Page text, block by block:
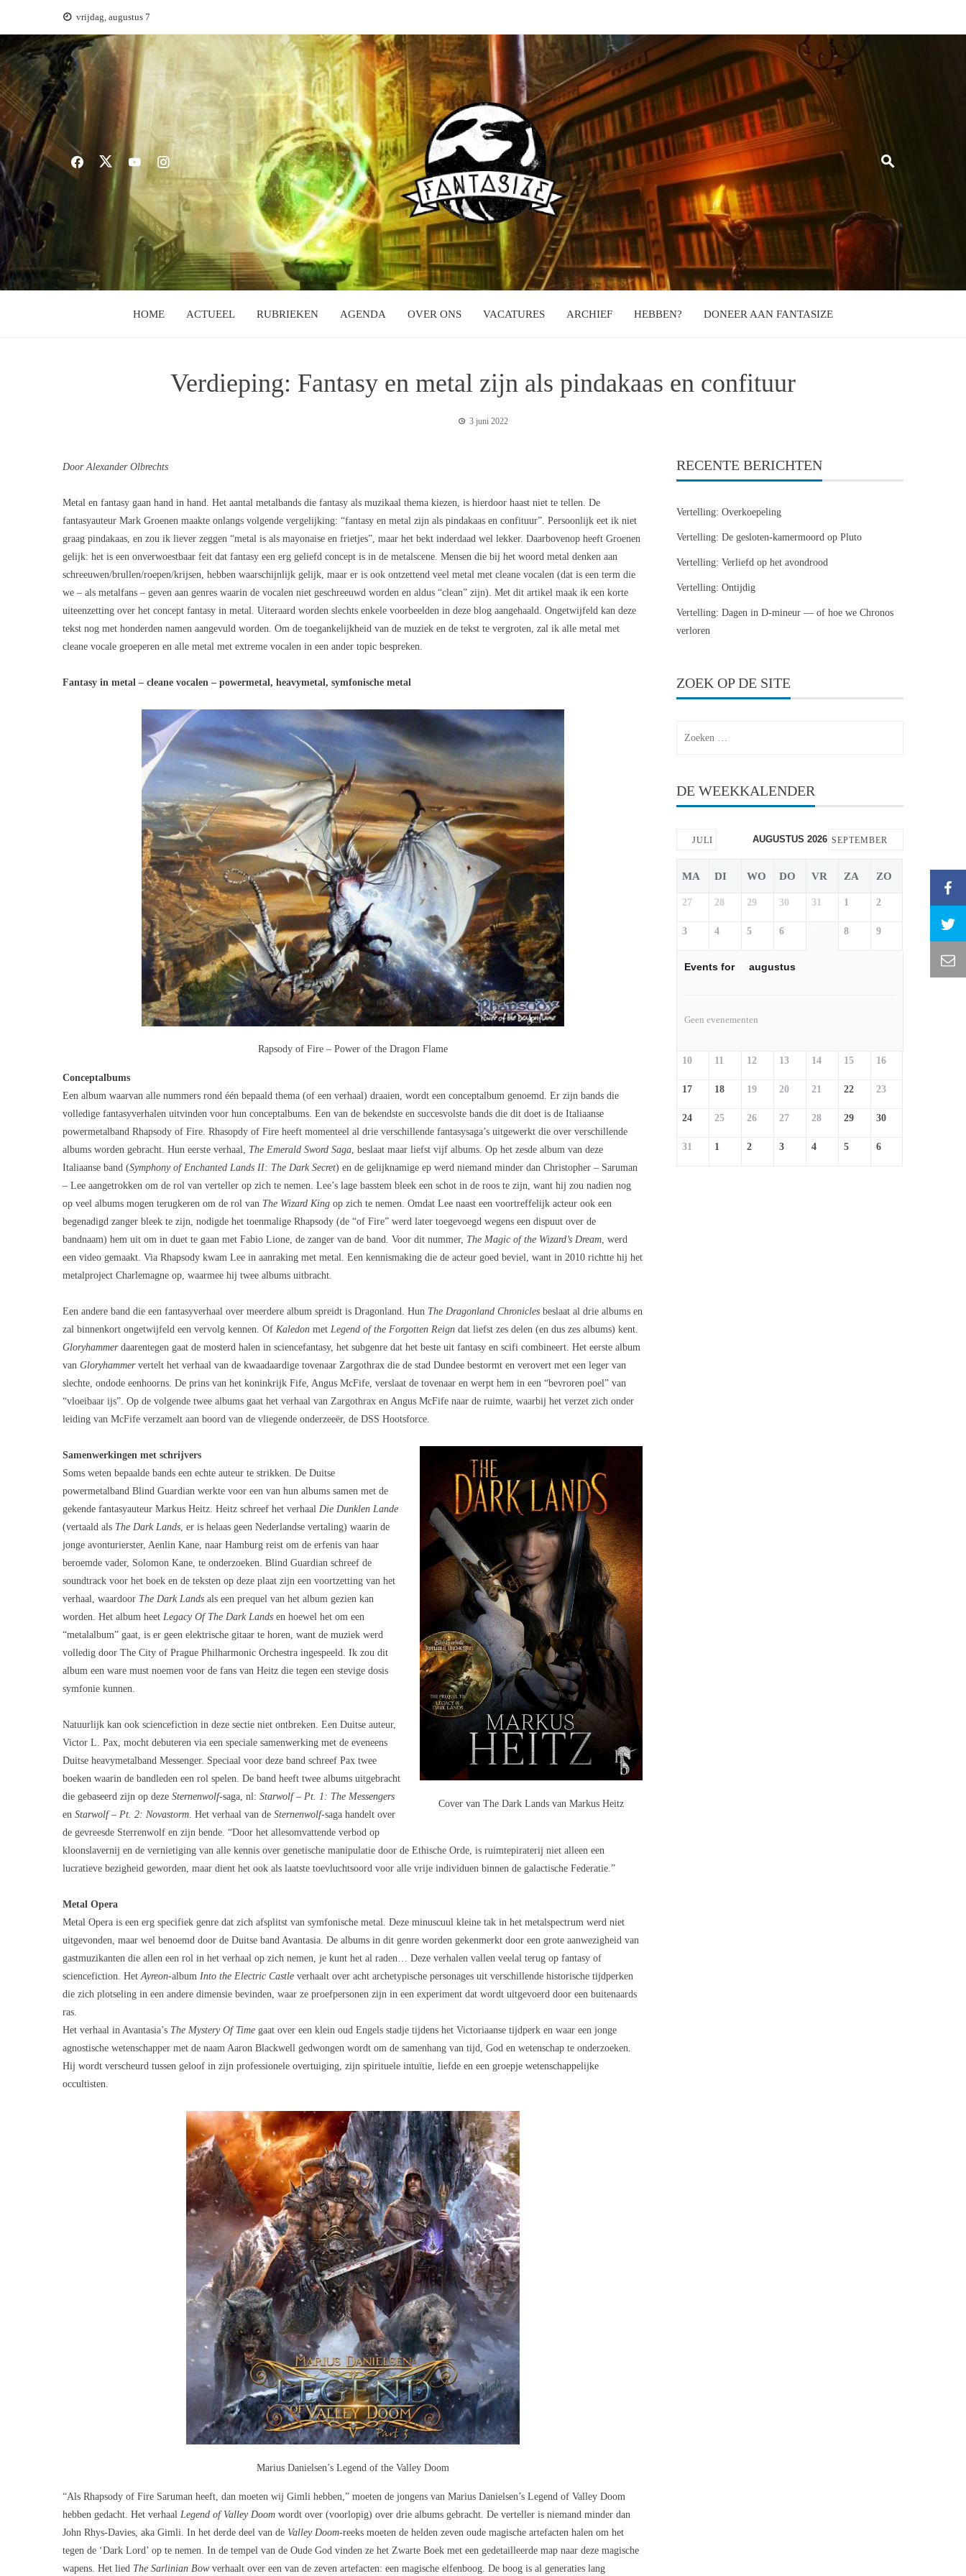
inhoud
vrijdag, augustus 7
HOME ACTUEEL RUBRIEKEN AGENDA OVER ONS VACATURES ARCHIEF HEBBEN? DONEER AAN FANTASIZE
Verdieping: Fantasy en metal zijn als pindakaas en confituur
3 juni 2022
Door Alexander Olbrechts
Metal en fantasy gaan hand in hand. Het aantal metalbands die fantasy als muzikaal thema kiezen, is hierdoor haast niet te tellen. De
fantasyauteur Mark Groenen maakte onlangs volgende vergelijking: “fantasy en metal zijn als pindakaas en confituur”. Persoonlijk eet ik niet
graag pindakaas, en zou ik liever zeggen “metal is als mayonaise en frietjes”, maar het bekt inderdaad wel lekker. Daarbovenop heeft Groenen
gelijk: het is een onverwoestbaar feit dat fantasy een erg geliefd concept is in de metalscene. Mensen die bij het woord metal denken aan
schreeuwen/brullen/roepen/krijsen, hebben waarschijnlijk gelijk, maar er is ook ontzettend veel metal met cleane vocalen (dat is een term die
we – als metalfans – geven aan genres waarin de vocalen niet geschreeuwd worden en aldus “clean” zijn). Met dit artikel maak ik een korte
uiteenzetting over het concept fantasy in metal. Uiteraard worden slechts enkele voorbeelden in deze blog aangehaald. Ongetwijfeld kan deze
tekst nog met honderden namen aangevuld worden. Om de toegankelijkheid van de muziek en de tekst te vergroten, zal ik alle metal met
cleane vocale groeperen en alle metal met extreme vocalen in een ander topic bespreken.
Fantasy in metal – cleane vocalen – powermetal, heavymetal, symfonische metal
Rapsody of Fire – Power of the Dragon Flame
Conceptalbums
Een album waarvan alle nummers rond één bepaald thema (of een verhaal) draaien, wordt een conceptalbum genoemd. Er zijn bands die
volledige fantasyverhalen uitvinden voor hun conceptalbums. Een van de bekendste en succesvolste bands die dit doet is de Italiaanse
powermetalband Rhapsody of Fire. Rhasopdy of Fire heeft momenteel al drie verschillende fantasysaga’s uitgewerkt die over verschillende
albums worden gebracht. Hun eerste verhaal, The Emerald Sword Saga, beslaat maar liefst vijf albums. Op het zesde album van deze
Italiaanse band (Symphony of Enchanted Lands II: The Dark Secret) en de gelijknamige ep werd niemand minder dan Christopher – Saruman
– Lee aangetrokken om de rol van verteller op zich te nemen. Lee’s lage basstem bleek een schot in de roos te zijn, want hij zou nadien nog
op veel albums mogen terugkeren om de rol van The Wizard King op zich te nemen. Omdat Lee naast een voortreffelijk acteur ook een
begenadigd zanger bleek te zijn, nodigde het toenmalige Rhapsody (de “of Fire” werd later toegevoegd wegens een dispuut over de
bandnaam) hem uit om in duet te gaan met Fabio Lione, de zanger van de band. Voor dit nummer, The Magic of the Wizard’s Dream, werd
een video gemaakt. Via Rhapsody kwam Lee in aanraking met metal. Een kennismaking die de acteur goed beviel, want in 2010 richtte hij het
metalproject Charlemagne op, waarmee hij twee albums uitbracht.
Een andere band die een fantasyverhaal over meerdere album spreidt is Dragonland. Hun The Dragonland Chronicles beslaat al drie albums en
zal binnenkort ongetwijfeld een vervolg kennen. Of Kaledon met Legend of the Forgotten Reign dat liefst zes delen (en dus zes albums) kent.
Gloryhammerdaarentegen gaat de mosterd halen in sciencefantasy, het subgenre dat het beste uit fantasy en scifi combineert. Het eerste album
van Gloryhammervertelt het verhaal van de kwaadaardige tovenaar Zargothrax die de stad Dundee bestormt en verovert met een leger van
slechte, ondode eenhoorns. De prins van het koninkrijk Fife, Angus McFife, verslaat de tovenaar en werpt hem in een “bevroren poel” van
“vloeibaar ijs”. Op de volgende twee albums gaat het verhaal van Zargothrax en Angus McFife naar de ruimte, waarbij het verzet zich onder
leiding van McFife verzamelt aan boord van de vliegende onderzeeër, de DSS Hootsforce.
Cover van The Dark Lands van Markus Heitz
Samenwerkingen met schrijvers
Soms weten bepaalde bands een echte auteur te strikken. De Duitse
powermetalband Blind Guardian werkte voor een van hun albums samen met de
gekende fantasyauteur Markus Heitz. Heitz schreef het verhaal Die Dunklen Lande
(vertaald als The Dark Lands, er is helaas geen Nederlandse vertaling) waarin de
jonge avonturierster, Aenlin Kane, naar Hamburg reist om de erfenis van haar
beroemde vader, Solomon Kane, te onderzoeken. Blind Guardian schreef de
soundtrack voor het boek en de teksten op deze plaat zijn een voortzetting van het
verhaal, waardoor The Dark Lands als een prequel van het album gezien kan
worden. Het album heet Legacy Of The Dark Lands en hoewel het om een
“metalalbum” gaat, is er geen elektrische gitaar te horen, want de muziek werd
volledig door The City of Prague Philharmonic Orchestra ingespeeld. Ik zou dit
album een ware must noemen voor de fans van Heitz die tegen een stevige dosis
symfonie kunnen.
Natuurlijk kan ook sciencefiction in deze sectie niet ontbreken. Een Duitse auteur,
Victor L. Pax, mocht debuteren via een speciale samenwerking met de eveneens
Duitse heavymetalband Messenger. Speciaal voor deze band schreef Pax twee
boeken waarin de bandleden een rol spelen. De band heeft twee albums uitgebracht
die gebaseerd zijn op deze Sternenwolf-saga, nl: Starwolf – Pt. 1: The Messengers
en Starwolf – Pt. 2: Novastorm. Het verhaal van de Sternenwolf-saga handelt over
de gevreesde Sterrenwolf en zijn bende. “Door het allesomvattende verbod op
kloonslavernij en de vernietiging van alle kennis over genetische manipulatie door de Ethische Orde, is ruimtepiraterij niet alleen een
lucratieve bezigheid geworden, maar dient het ook als laatste toevluchtsoord voor alle vrije individuen binnen de galactische Federatie.”
Metal Opera
Metal Opera is een erg specifiek genre dat zich afsplitst van symfonische metal. Deze minuscuul kleine tak in het metalspectrum werd niet
uitgevonden, maar wel benoemd door de Duitse band Avantasia. De albums in dit genre worden gekenmerkt door een grote aanwezigheid van
gastmuzikanten die allen een rol in het verhaal op zich nemen, je kunt het al raden… Deze verhalen vallen veelal terug op fantasy of
sciencefiction. HetAyreon-album Into the Electric Castle verhaalt over acht archetypische personages uit verschillende historische tijdperken
die zich plotseling in een andere dimensie bevinden, waar ze proefpersonen zijn in een experiment dat wordt uitgevoerd door een buitenaards
ras.
Het verhaal in Avantasia’s The Mystery Of Time gaat over een klein oud Engels stadje tijdens het Victoriaanse tijdperk en waar een jonge
agnostische wetenschapper met de naam Aaron Blackwell gedwongen wordt om de samenhang van tijd, God en wetenschap te onderzoeken.
Hij wordt verscheurd tussen geloof in zijn professionele overtuiging, zijn spirituele intuïtie, liefde en een groepje wetenschappelijke
occultisten.
Marius Danielsen’s Legend of the Valley Doom
“Als Rhapsody of Fire Saruman heeft, dan moeten wij Gimli hebben,” moeten de jongens van Marius Danielsen’s Legend of Valley Doom
hebben gedacht. Het verhaal Legend of Valley Doom wordt over (voorlopig) over drie albums gebracht. De verteller is niemand minder dan
John Rhys-Davies, aka Gimli. In het derde deel van de Valley Doom-reeks moeten de helden zeven oude magische artefacten halen om het
tegen de ‘Dark Lord’ op te nemen. In de tempel van de Oude God vinden ze het Zwarte Boek met een gedetailleerde map naar deze magische
wapens. Het lied The Sarlinian Bowverhaalt over een van de zeven artefacten: een magische elfenboog. De boog is al generaties lang
RECENTE BERICHTEN
Vertelling: Overkoepeling
Vertelling: De gesloten-kamermoord op Pluto
Vertelling: Verliefd op het avondrood
Vertelling: Ontijdig
Vertelling: Dagen in D-mineur — of hoe we Chronos
verloren
ZOEK OP DE SITE
DE WEEKKALENDER
JULI AUGUSTUS 2026 SEPTEMBER
MA DI WO DO VR ZA ZO
27 28 29 30 31 1 2
3 4 5 6 8 9
Events for augustus
Geen evenementen
10 11 12 13 14 15 16
17 18 19 20 21 22 23
24 25 26 27 28 29 30
31 1 2 3 4 5 6